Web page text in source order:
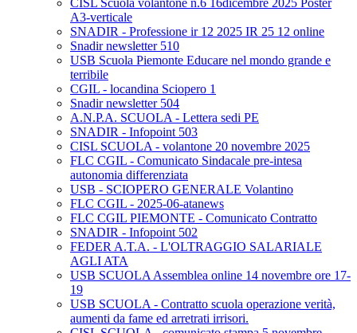
CISL Scuola volantone n.6 16dicembre 2025 Poster
A3-verticale
SNADIR - Professione ir 12 2025 IR 25 12 online
Snadir newsletter 510
USB Scuola Piemonte Educare nel mondo grande e
terribile
CGIL - locandina Sciopero 1
Snadir newsletter 504
A.N.P.A. SCUOLA - Lettera sedi PE
SNADIR - Infopoint 503
CISL SCUOLA - volantone 20 novembre 2025
FLC CGIL - Comunicato Sindacale pre-intesa
autonomia differenziata
USB - SCIOPERO GENERALE Volantino
FLC CGIL - 2025-06-atanews
FLC CGIL PIEMONTE - Comunicato Contratto
SNADIR - Infopoint 502
FEDER A.T.A. - L'OLTRAGGIO SALARIALE
AGLI ATA
USB SCUOLA Assemblea online 14 novembre ore 17-
19
USB SCUOLA - Contratto scuola operazione verità,
aumenti da fame ed arretrati irrisori.